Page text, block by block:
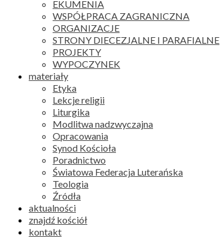
EKUMENIA
WSPÓŁPRACA ZAGRANICZNA
ORGANIZACJE
STRONY DIECEZJALNE I PARAFIALNE
PROJEKTY
WYPOCZYNEK
materiały
Etyka
Lekcje religii
Liturgika
Modlitwa nadzwyczajna
Opracowania
Synod Kościoła
Poradnictwo
Światowa Federacja Luterańska
Teologia
Źródła
aktualności
znajdź kościół
kontakt